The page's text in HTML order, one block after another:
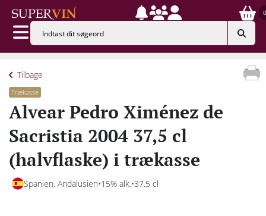
0
Tilbage
Trækasse
Alvear Pedro Ximénez de
Sacristia 2004 37,5 cl
(halvflaske) i trækasse
Spanien, Andalusien 15% alk. 37.5 cl